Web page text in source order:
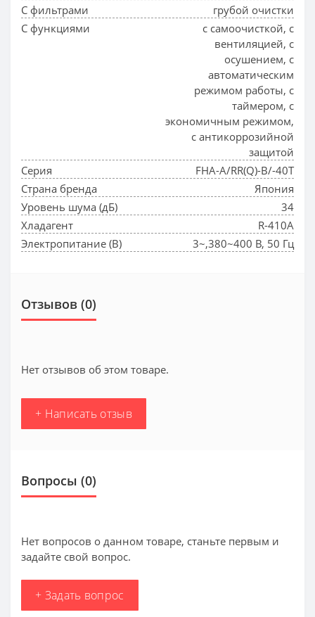
С фильтрами
грубой очистки
С функциями
с самоочисткой, с
вентиляцией, с
осушением, с
автоматическим
режимом работы, с
таймером, с
экономичным режимом,
с антикоррозийной
защитой
Серия
FHA-A/RR(Q)-B/-40T
Страна бренда
Япония
Уровень шума (дБ)
34
Хладагент
R-410A
Электропитание (В)
3~,380~400 В, 50 Гц
Отзывов (0)
Нет отзывов об этом товаре.
+ Написать отзыв
Вопросы (0)
Нет вопросов о данном товаре, станьте первым и
задайте свой вопрос.
+ Задать вопрос